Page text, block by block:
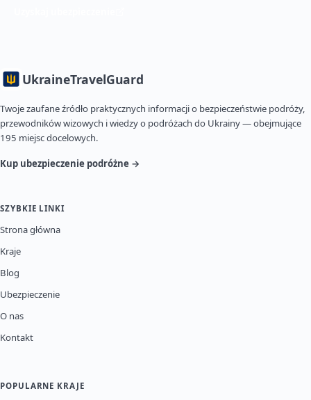
UkraineTravelGuard
Twoje zaufane źródło praktycznych informacji o bezpieczeństwie podróży,
przewodników wizowych i wiedzy o podróżach do Ukrainy — obejmujące
195 miejsc docelowych.
Kup ubezpieczenie podróżne →
SZYBKIE LINKI
Strona główna
Kraje
Blog
Ubezpieczenie
O nas
Kontakt
POPULARNE KRAJE